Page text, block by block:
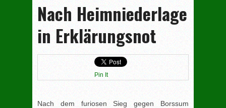
Nach Heimniederlage
in Erklärungsnot
Pin It
Nach dem furiosen Sieg gegen Borssum